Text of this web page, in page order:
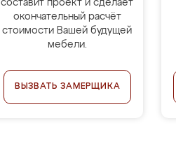
составит проект и сделает
окончательный расчёт
стоимости Вашей будущей
мебели.
ВЫЗВАТЬ ЗАМЕРЩИКА